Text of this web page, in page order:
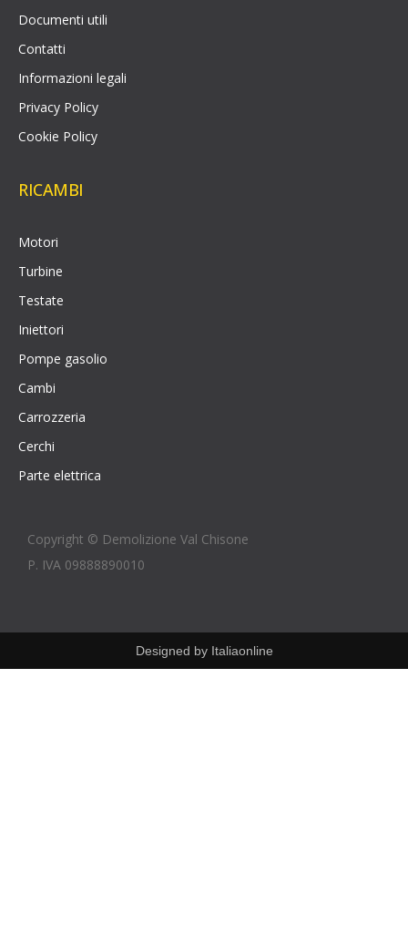
Documenti utili
Contatti
Informazioni legali
Privacy Policy
Cookie Policy
RICAMBI
Motori
Turbine
Testate
Iniettori
Pompe gasolio
Cambi
Carrozzeria
Cerchi
Parte elettrica
Copyright © Demolizione Val Chisone
P. IVA 09888890010
Designed by Italiaonline